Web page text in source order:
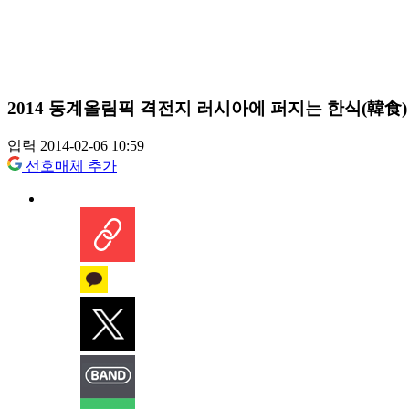
2014 동계올림픽 격전지 러시아에 퍼지는 한식(韓食
입력 2014-02-06 10:59
선호매체 추가